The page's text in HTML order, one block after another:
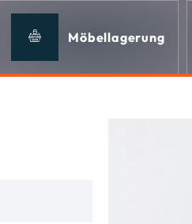
Möbellagerung